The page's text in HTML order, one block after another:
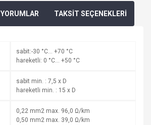
YORUMLAR TAKSİT SEÇENEKLERİ
sabit:-30 °C… +70 °C
hareketli: 0 °C… +50 °C
sabit min. : 7,5 x D
hareketli min. : 15 x D
0,22 mm2 max. 96,0 Ω/km
0,50 mm2 max. 39,0 Ω/km